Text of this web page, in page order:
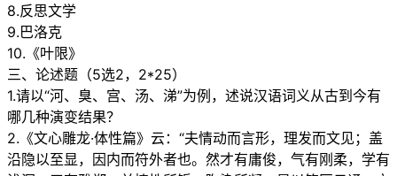
8.反思文学
9.巴洛克
10.《叶限》
三、论述题（5选2，2*25）
1.请以“河、臭、宫、汤、涕”为例，述说汉语词义从古到今有
哪几种演变结果？
2.《文心雕龙·体性篇》云：“夫情动而言形，理发而文见；盖
沿隐以至显，因内而符外者也。然才有庸俊，气有刚柔，学有